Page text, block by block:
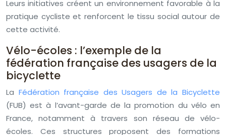
Leurs initiatives créent un environnement favorable à la
pratique cycliste et renforcent le tissu social autour de
cette activité.
Vélo-écoles : l’exemple de la
fédération française des usagers de la
bicyclette
La Fédération française des Usagers de la Bicyclette
(FUB) est à l’avant-garde de la promotion du vélo en
France, notamment à travers son réseau de vélo-
écoles. Ces structures proposent des formations